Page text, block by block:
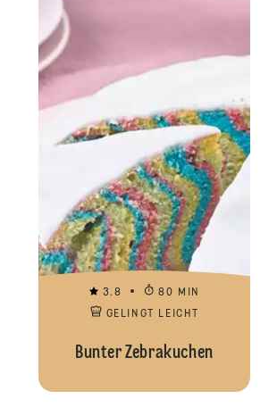
3.8
80 MIN
GELINGT LEICHT
Bunter Zebrakuchen